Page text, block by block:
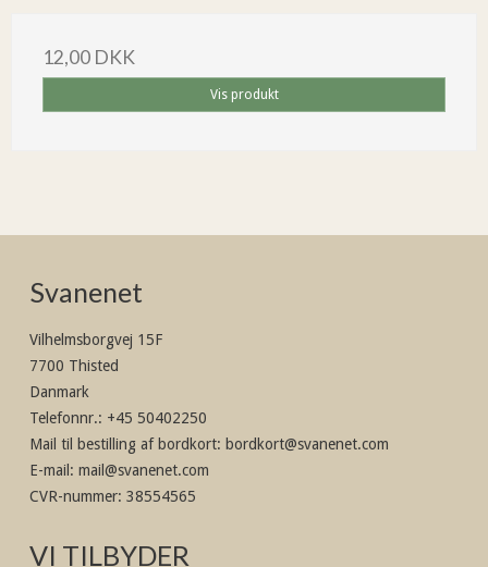
12,00 DKK
Vis produkt
Svanenet
Vilhelmsborgvej 15F
7700 Thisted
Danmark
Telefonnr.: +45 50402250
Mail til bestilling af bordkort: bordkort@svanenet.com
E-mail : mail@svanenet.com
CVR-nummer: 38554565
VI TILBYDER